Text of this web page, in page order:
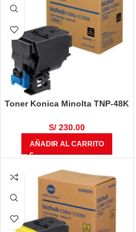
Toner Konica Minolta TNP-48K
C3850FS
S/230.00
AÑADIR AL CARRITO